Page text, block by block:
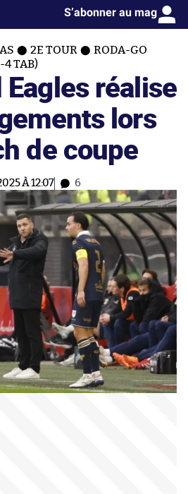
S’abonner au mag
2E TOUR
RODA-GO
4 TAB)
Eagles réalise
lors
de coupe
À 12:07 6